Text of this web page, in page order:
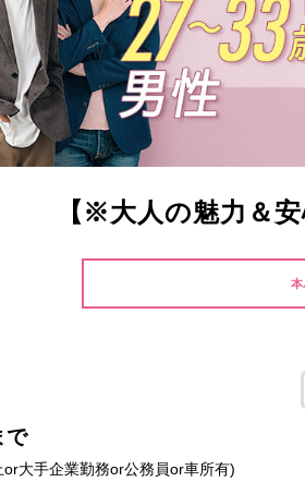
【※大人の魅力＆
本
で
大手企業勤務or公務員or車所有)